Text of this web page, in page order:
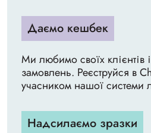
Даємо кешбек
Ми любимо своїх клієнтів
замовлень. Реєструйся в
учасником нашої системи
Надсилаємо зразки